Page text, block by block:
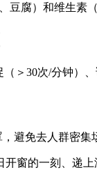
豆腐）和维生素
＞30次/分钟）
避免去人群密
窗的一刻、递